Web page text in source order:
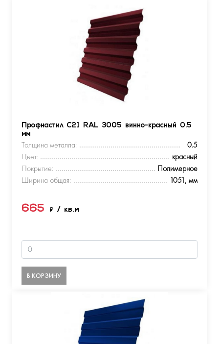
Профнастил С21 RAL 3005 винно-красный 0.5
мм
Толщина металла:
0.5
Цвет:
красный
Покрытие:
Полимерное
Ширина общая:
1051, мм
665 ₽ / кв.м
В КОРЗИНУ